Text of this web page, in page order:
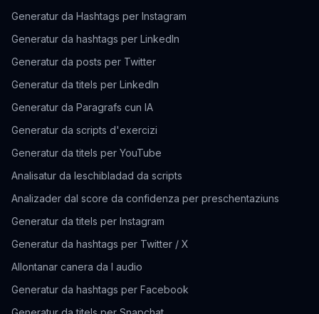
Generatur da Hashtags per Instagram
Generatur da hashtags per LinkedIn
Generatur da posts per Twitter
Generatur da titels per LinkedIn
Generatur da Paragrafs cun IA
Generatur da scripts d'exercizi
Generatur da titels per YouTube
Analisatur da leschibladad da scripts
Analizader dal score da confidenza per preschentaziuns
Generatur da titels per Instagram
Generatur da hashtags per Twitter / X
Allontanar canera da l audio
Generatur da hashtags per Facebook